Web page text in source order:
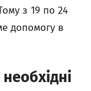
з 19 по 24
допомогу в